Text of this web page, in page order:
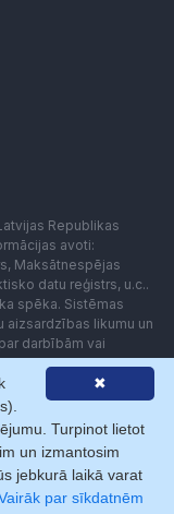
Republikas
avoti:
Maksātnespējas
datu reģistrs, u.c..
spēka. Sistēmas
aizsardzības likumu un
darbībām vai
Lietotājam aizliegts
(robotus)
ar Firmas.lv. Galvenā
ar
✖
Turpinot lietot
un izmantosim
jebkurā laikā varat
par sīkdatnēm